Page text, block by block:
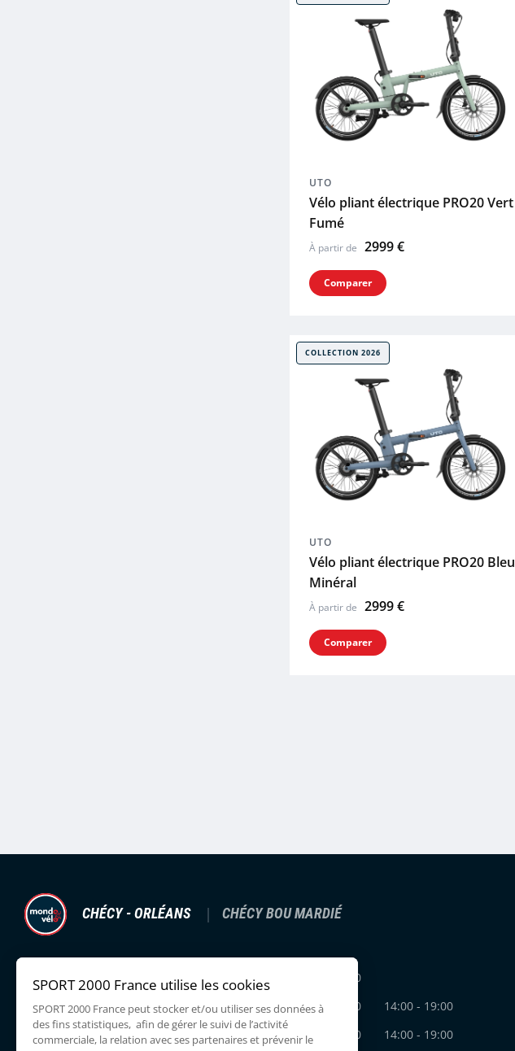
UTO
Vélo pliant électrique PRO20 Vert
Fumé
À partir de 2999 €
Comparer
COLLECTION 2026
UTO
Vélo pliant électrique PRO20 Bleu
Minéral
À partir de 2999 €
Comparer
CHÉCY - ORLÉANS CHÉCY BOU MARDIÉ
20 RUE GUSTAVE EIFFEL,
0219130474
Lundi
14:00 - 19:00
Mardi
10:00 - 12:30
14:00 - 19:00
Mercredi
10:00 - 12:30 14:00 - 19:00